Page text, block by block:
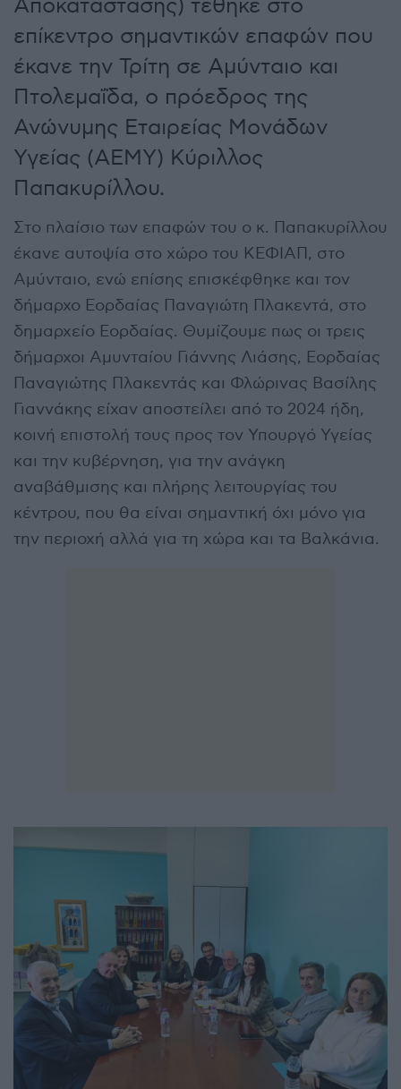
Αποκατάστασης) τέθηκε στο
επίκεντρο σημαντικών επαφών που
έκανε την Τρίτη σε Αμύνταιο και
Πτολεμαΐδα, ο πρόεδρος της
Ανώνυμης Εταιρείας Μονάδων
Υγείας (ΑΕΜΥ) Κύριλλος
Παπακυρίλλου.
Στο πλαίσιο των επαφών του ο κ. Παπακυρίλλου
έκανε αυτοψία στο χώρο του ΚΕΦΙΑΠ, στο
Αμύνταιο, ενώ επίσης επισκέφθηκε και τον
δήμαρχο Εορδαίας Παναγιώτη Πλακεντά, στο
δημαρχείο Εορδαίας. Θυμίζουμε πως οι τρεις
δήμαρχοι Αμυνταίου Γιάννης Λιάσης, Εορδαίας
Παναγιώτης Πλακεντάς και Φλώρινας Βασίλης
Γιαννάκης είχαν αποστείλει από το 2024 ήδη,
κοινή επιστολή τους προς τον Υπουργό Υγείας
και την κυβέρνηση, για την ανάγκη
αναβάθμισης και πλήρης λειτουργίας του
κέντρου, που θα είναι σημαντική όχι μόνο για
την περιοχή αλλά για τη χώρα και τα Βαλκάνια.